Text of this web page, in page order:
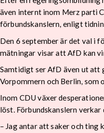
även internt inom Merz parti
förbundskanslern, enligt
Den 6 september är det val i
mätningar visar att AfD kan
Samtidigt ser AfD även ut
Vorpommern och Berlin, som
Inom CDU växer
löst. Förbundskanslern
– Jag antar att saker och